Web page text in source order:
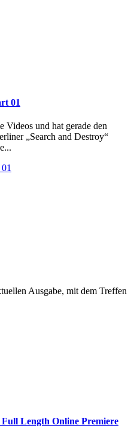
01
Videos und hat gerade den
„Search and Destroy“
Ausgabe, mit dem Treffen
Full Length Online Premiere